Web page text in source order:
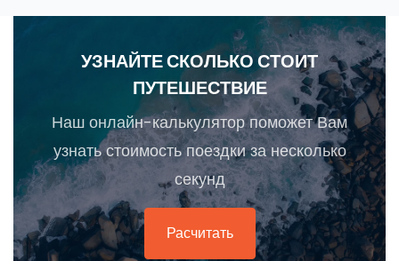
УЗНАЙТЕ СКОЛЬКО СТОИТ
ПУТЕШЕСТВИЕ
Наш онлайн-калькулятор поможет Вам
узнать стоимость поездки за несколько
секунд
Расчитать